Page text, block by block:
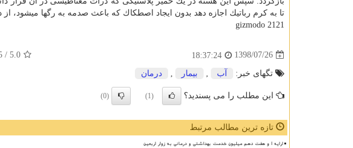
تا به كرم رباتیك اجازه دهد بدون ایجاد اصطكاك كه باعث صدمه به رگها میشود، از
gizmodo 2121
1398/07/26
18:37:24
5.0
/ 5
تگهای خبر: آب بیمار درمان
این مطلب را می پسندید؟ (1)
(0)
تازه ترین مطالب مرتبط
ارایه ۱ و هفت دهم میلیون خدمت بهداشتی و درمانی به زوار اربعین